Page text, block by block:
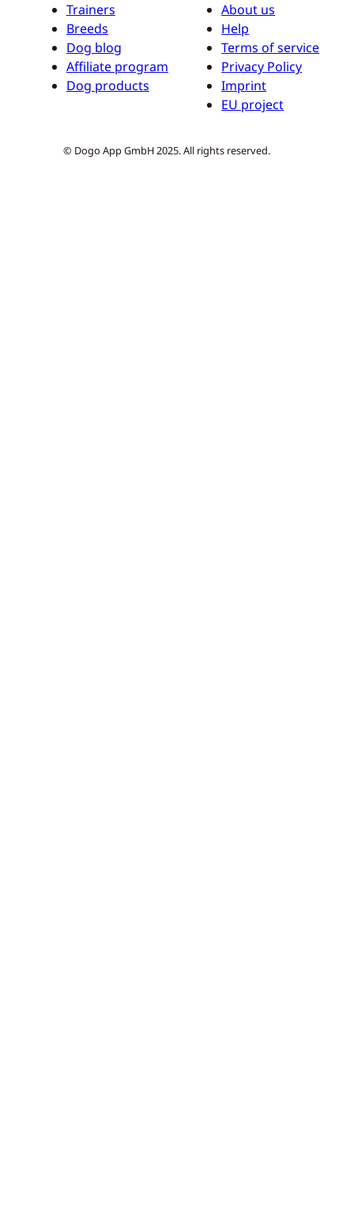
Trainers
Breeds
Dog blog
Affiliate program
Dog products
About us
Help
Terms of service
Privacy Policy
Imprint
EU project
© Dogo App GmbH 2025. All rights reserved.